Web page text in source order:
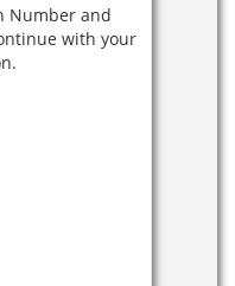
Number and
with your